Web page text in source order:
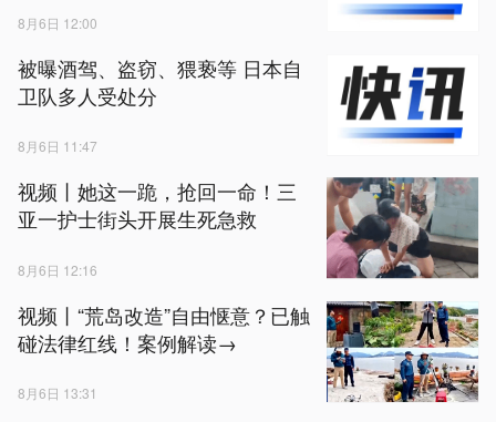
8月6日 12:00
被曝酒驾、盗窃、猥亵等 日本自
卫队多人受处分
8月6日 11:47
视频丨她这一跪，抢回一命！三
亚一护士街头开展生死急救
8月6日 12:16
视频丨“荒岛改造”自由惬意？已触
碰法律红线！案例解读→
8月6日 13:31